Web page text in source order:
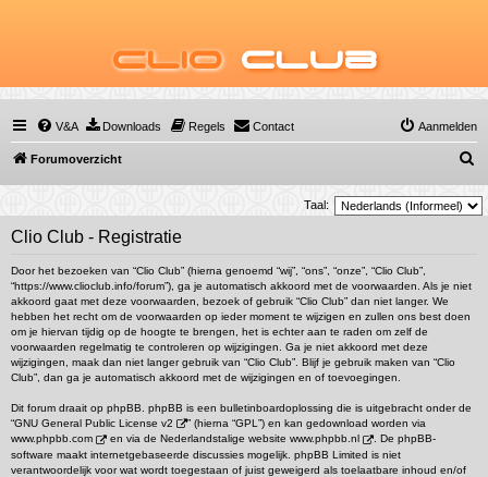
Clio Club
V&A Downloads Regels Contact Aanmelden
Forumoverzicht
o
e
Taal:
Clio Club - Registratie
Door het bezoeken van “Clio Club” (hierna genoemd “wij”, “ons”, “onze”, “Clio Club”,
“https://www.clioclub.info/forum”), ga je automatisch akkoord met de voorwaarden. Als je niet
akkoord gaat met deze voorwaarden, bezoek of gebruik “Clio Club” dan niet langer. We
hebben het recht om de voorwaarden op ieder moment te wijzigen en zullen ons best doen
om je hiervan tijdig op de hoogte te brengen, het is echter aan te raden om zelf de
voorwaarden regelmatig te controleren op wijzigingen. Ga je niet akkoord met deze
wijzigingen, maak dan niet langer gebruik van “Clio Club”. Blijf je gebruik maken van “Clio
Club”, dan ga je automatisch akkoord met de wijzigingen en of toevoegingen.
Dit forum draait op phpBB. phpBB is een bulletinboardoplossing die is uitgebracht onder de
“GNU General Public License v2
” (hierna “GPL”) en kan gedownload worden via
www.phpbb.com
en via de Nederlandstalige website www.phpbb.nl
. De phpBB-
software maakt internetgebaseerde discussies mogelijk. phpBB Limited is niet
verantwoordelijk voor wat wordt toegestaan of juist geweigerd als toelaatbare inhoud en/of